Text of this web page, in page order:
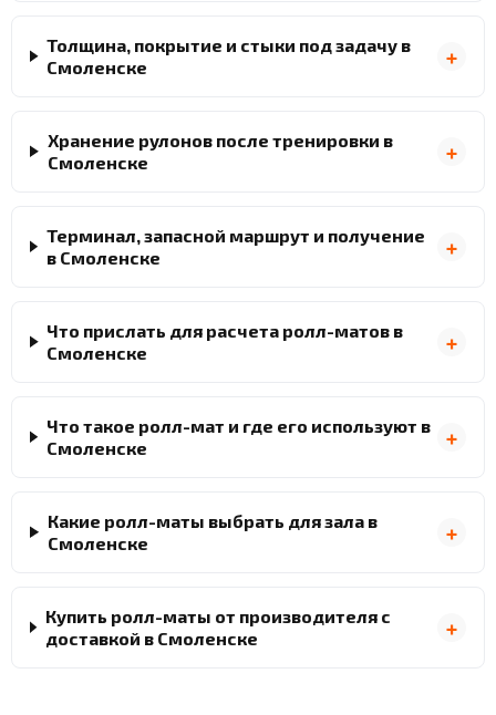
Толщина, покрытие и стыки под задачу в
Смоленске
Хранение рулонов после тренировки в
Смоленске
Терминал, запасной маршрут и получение
в Смоленске
Что прислать для расчета ролл-матов в
Смоленске
Что такое ролл-мат и где его используют в
Смоленске
Какие ролл-маты выбрать для зала в
Смоленске
Купить ролл-маты от производителя с
доставкой в Смоленске